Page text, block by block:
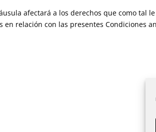
afectará a los derechos que como tal
relación con las presentes Condiciones